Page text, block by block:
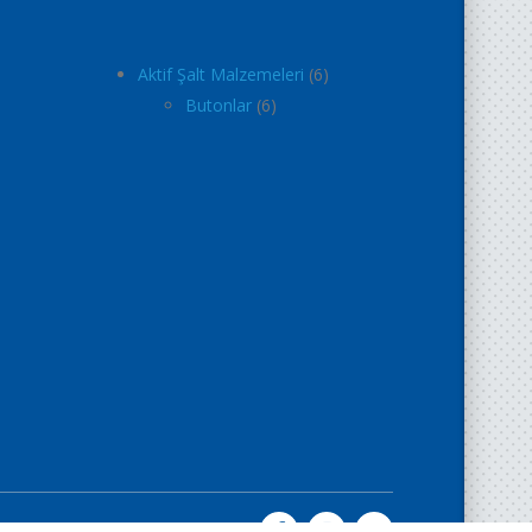
Aktif Şalt Malzemeleri 6
Butonlar 6